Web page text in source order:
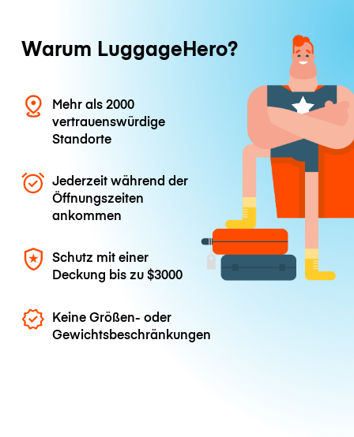
Warum LuggageHero?
Mehr als 2000
vertrauenswürdige
Standorte
Jederzeit während der
Öffnungszeiten
ankommen
Schutz mit einer
Deckung bis zu$3000
Keine Größen- oder
Gewichtsbeschränkungen